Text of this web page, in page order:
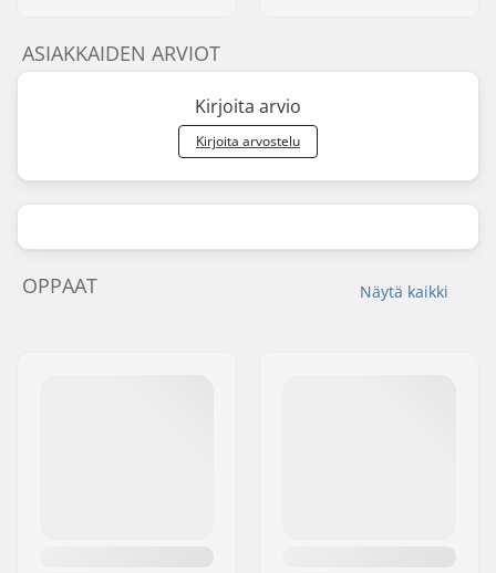
ASIAKKAIDEN ARVIOT
Kirjoita arvio
Kirjoita arvostelu
Näytä kaikki
OPPAAT